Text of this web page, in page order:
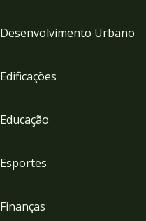
Desenvolvimento Urbano
Edificações
Educação
Esportes
Finanças